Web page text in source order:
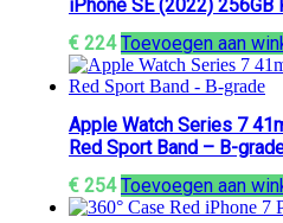
iPhone SE (2022) 256GB
€ 224 Toevoegen aan
Apple Watch Series 7
Red Sport Band – B-
€ 254 Toevoegen aan